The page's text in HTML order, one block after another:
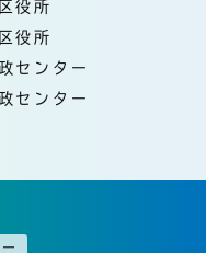
役所
役所
センター
センター